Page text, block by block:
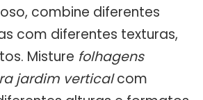
combine diferentes
com diferentes texturas,
Misture folhagens
jardim verticalcom